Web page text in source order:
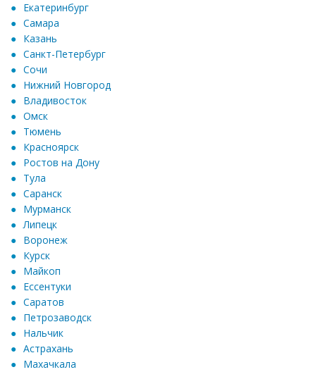
Екатеринбург
Самара
Казань
Санкт-Петербург
Сочи
Нижний Новгород
Владивосток
Омск
Тюмень
Красноярск
Ростов на Дону
Тула
Саранск
Мурманск
Липецк
Воронеж
Курск
Майкоп
Ессентуки
Саратов
Петрозаводск
Нальчик
Астрахань
Махачкала